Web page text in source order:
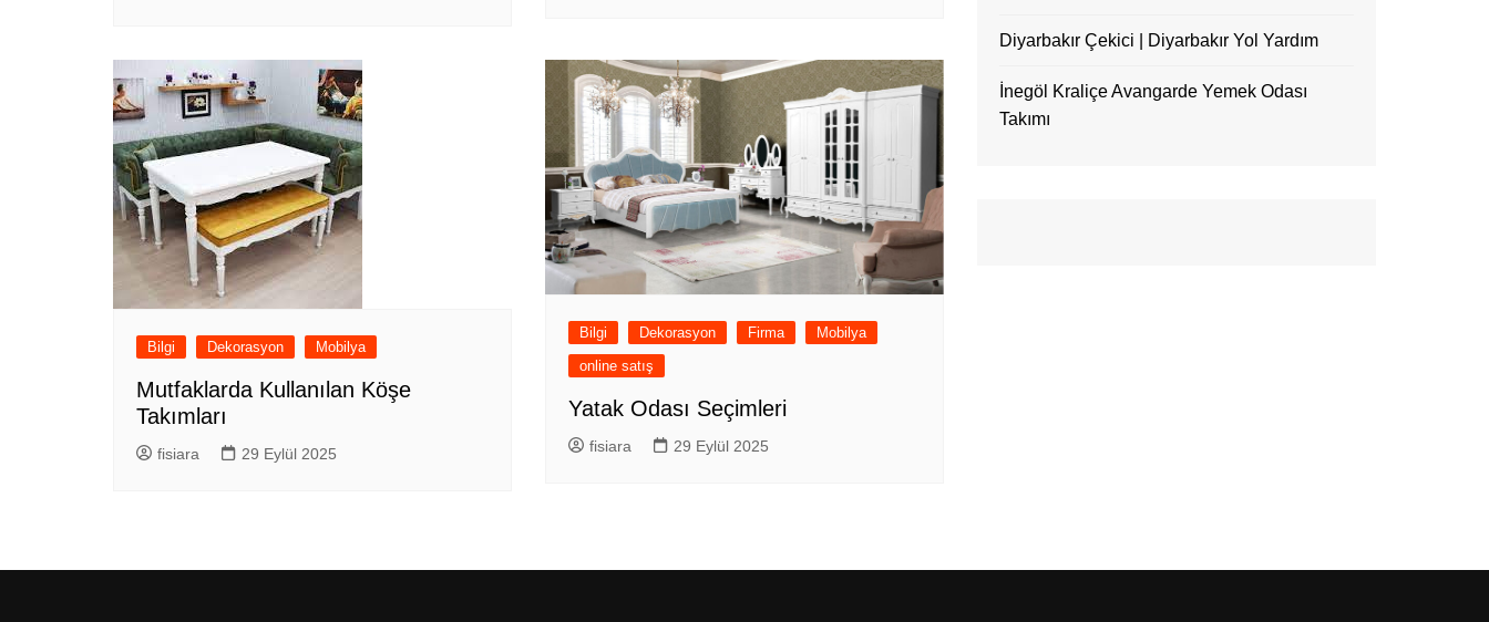
Bilgi Dekorasyon Mobilya
Mutfaklarda Kullanılan Köşe
Takımları
fisiara 29 Eylül 2025
Bilgi Dekorasyon Firma
Mobilya
online satış
Yatak Odası Seçimleri
fisiara 29 Eylül 2025
Diyarbakır Çekici | Diyarbakır Yol Yardım
İnegöl Kraliçe Avangarde Yemek Odası
Takımı